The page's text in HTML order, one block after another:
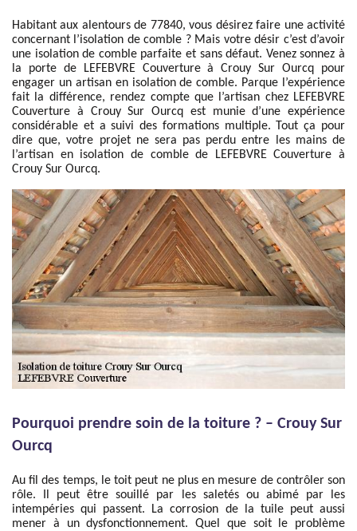
Habitant aux alentours de 77840, vous désirez faire une activité
concernant l’isolation de comble ? Mais votre désir c’est d’avoir
une isolation de comble parfaite et sans défaut. Venez sonnez à
la porte de LEFEBVRE Couverture à Crouy Sur Ourcq pour
engager un artisan en isolation de comble. Parque l’expérience
fait la différence, rendez compte que l’artisan chez LEFEBVRE
Couverture à Crouy Sur Ourcq est munie d’une expérience
considérable et a suivi des formations multiple. Tout ça pour
dire que, votre projet ne sera pas perdu entre les mains de
l’artisan en isolation de comble de LEFEBVRE Couverture à
Crouy Sur Ourcq.
Pourquoi prendre soin de la toiture ? – Crouy Sur
Ourcq
Au fil des temps, le toit peut ne plus en mesure de contrôler son
rôle. Il peut être souillé par les saletés ou abimé par les
intempéries qui passent. La corrosion de la tuile peut aussi
mener à un dysfonctionnement. Quel que soit le problème